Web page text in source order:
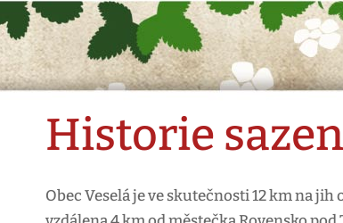
Historie
Obec Veselá je ve skutečnosti 12 km na